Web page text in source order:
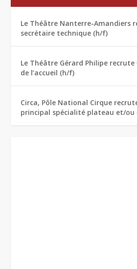
Le Théâtre Nanterre-Amandiers
secrétaire technique (h/f)
Le Théâtre Gérard Philipe
de l’accueil (h/f)
Circa, Pôle National Cirque
principal spécialité plateau et/